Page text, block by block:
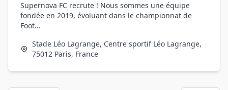
Supernova FC recrute ! Nous sommes une équipe
fondée en 2019, évoluant dans le championnat de
Foot...
Stade Léo Lagrange, Centre sportif Léo Lagrange,
75012 Paris, France